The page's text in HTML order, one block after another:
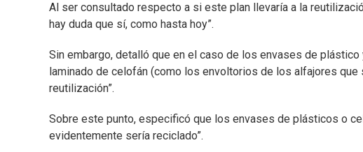
Al ser consultado respecto a si este plan llevaría a la
hay duda que sí, como hasta hoy”.
Sin embargo, detalló que en el caso de los envases de
laminado de celofán (como los envoltorios de los alfajores
reutilización”.
Sobre este punto, especificó que los envases de plásticos o
evidentemente sería reciclado”.